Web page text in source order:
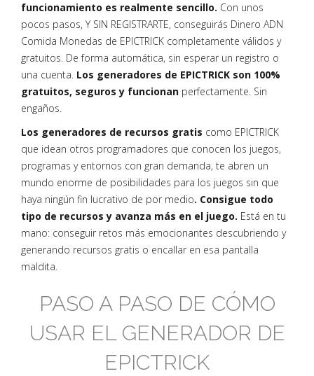
funcionamiento es realmente sencillo. Con unos
pocos pasos, Y SIN REGISTRARTE, conseguirás Dinero ADN
Comida Monedas de EPICTRICK completamente válidos y
gratuitos. De forma automática, sin esperar un registro o
una cuenta. Los generadores de EPICTRICK son 100%
gratuitos, seguros y funcionan perfectamente. Sin
engaños.
Los generadores de recursos gratis como EPICTRICK
que idean otros programadores que conocen los juegos,
programas y entornos con gran demanda, te abren un
mundo enorme de posibilidades para los juegos sin que
haya ningún fin lucrativo de por medio. Consigue todo
tipo de recursos y avanza más en el juego. Está en tu
mano: conseguir retos más emocionantes descubriendo y
generando recursos gratis o encallar en esa pantalla
maldita.
PASO A PASO DE CÓMO
USAR EL GENERADOR DE
EPICTRICK